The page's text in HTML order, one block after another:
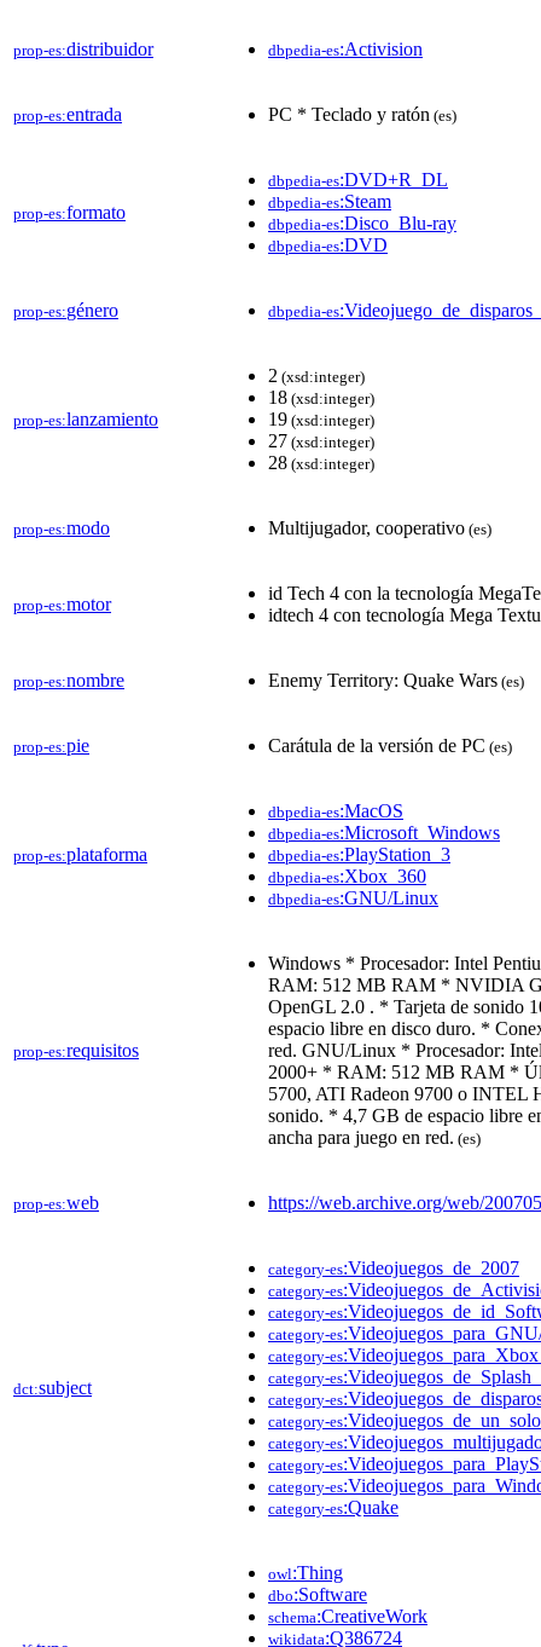
prop-es:distribuidor dbpedia-es:Activision
prop-es:entrada PC * Teclado y ratón (es)
prop-es:formato
dbpedia-es:DVD+R_DL
dbpedia-es:Steam
dbpedia-es:Disco_Blu-ray
dbpedia-es:DVD
prop-es:género dbpedia-es
prop-es:lanzamiento
2 (xsd:integer)
18 (xsd:integer)
19 (xsd:integer)
27 (xsd:integer)
28 (xsd:integer)
prop-es:modo Multijugador, cooperativo (es)
prop-es:motor
id Tech 4 con la tecnología
idtech 4 con tecnología Mega
prop-es:nombre Enemy Territory: Quake Wars (es)
prop-es:pie Carátula de la versión de PC (es)
prop-es:plataforma
dbpedia-es:MacOS
dbpedia-es:Microsoft_Windows
dbpedia-es:PlayStation_3
dbpedia-es:Xbox_360
dbpedia-es:GNU/Linux
prop-es:requisitos
Windows * Procesador: Intel
RAM: 512 MB RAM * NVIDIA
OpenGL 2.0 . * Tarjeta de sonido
espacio libre en disco duro. *
red. GNU/Linux * Procesador:
2000+ * RAM: 512 MB RAM *
5700, ATI Radeon 9700 o INTEL
sonido. * 4,7 GB de espacio libre
ancha para juego en red. (es)
prop-es:web https://web.archive.org/web/
dct:subject
category-es:Videojuegos_de_2007
category-es
category-es
category-es
category-es
category-es
category-es
category-es
category-es
category-es
category-es
category-es:Quake
owl:Thing
dbo:Software
schema:CreativeWork
wikidata:Q386724